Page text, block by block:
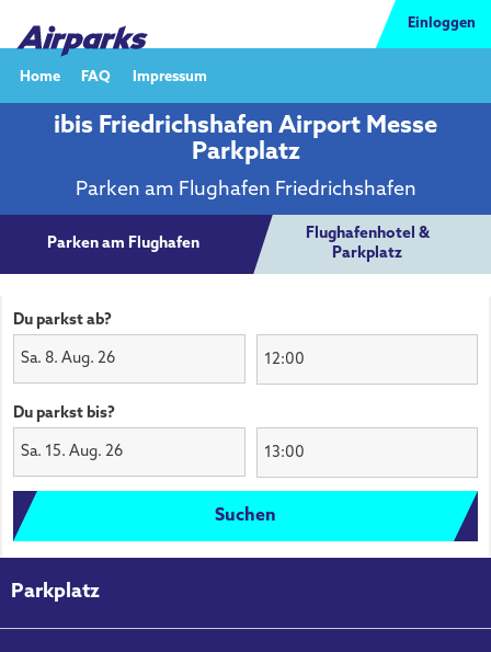
Einloggen
Home FAQ Impressum
ibis Friedrichshafen Airport Messe
Parkplatz
Parken am Flughafen Friedrichshafen
Parken am Flughafen
Flughafenhotel &
Parkplatz
Du parkst ab?
Sa. 8. Aug. 26
Du parkst bis?
Sa. 15. Aug. 26
Suchen
Parkplatz